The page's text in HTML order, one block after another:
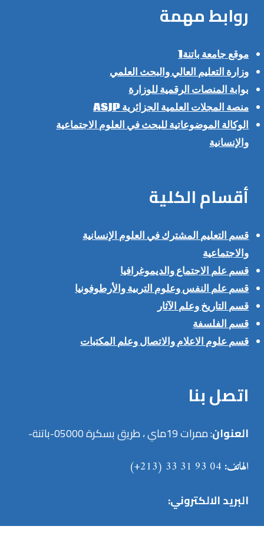
روابط مهمة
موقع جامعة باتنة1
وزارة التعليم العالي والبحث العلمي
بوابة المنصات الرقمية للوزارة
منصة المجلات العلمية الجزائرية ASJP
الوكالة الموضوعاتية للبحث في العلوم الاجتماعية
والإنسانية
أقسام الكلية
قسم التعليم المشترك في العلوم الإنسانية
والاجتماعية
قسم علم الاجتماع والديموغرافيا
قسم علم النفس وعلوم التربية والأرطوفونيا
قسم التاريخ وعلم الآثار
قسم الفلسفة
قسم علوم الاعلام والاتصال وعلم المكتبات
اتصل بنا
العنوان: ممرات 19ماي ، طريق بسكرة 05000-باتنة-
الهاتف:
البريد الالكتروني: